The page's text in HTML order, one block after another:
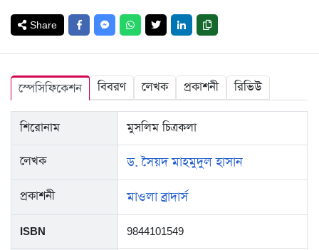
Share
স্পেসিফিকেশন বিবরণ লেখক প্রকাশনী রিভিউ
শিরোনাম মুসলিম চিত্রকলা
লেখক ড. সৈয়দ মাহমুদুল হাসান
প্রকাশনী মাওলা ব্রাদার্স
ISBN 9844101549